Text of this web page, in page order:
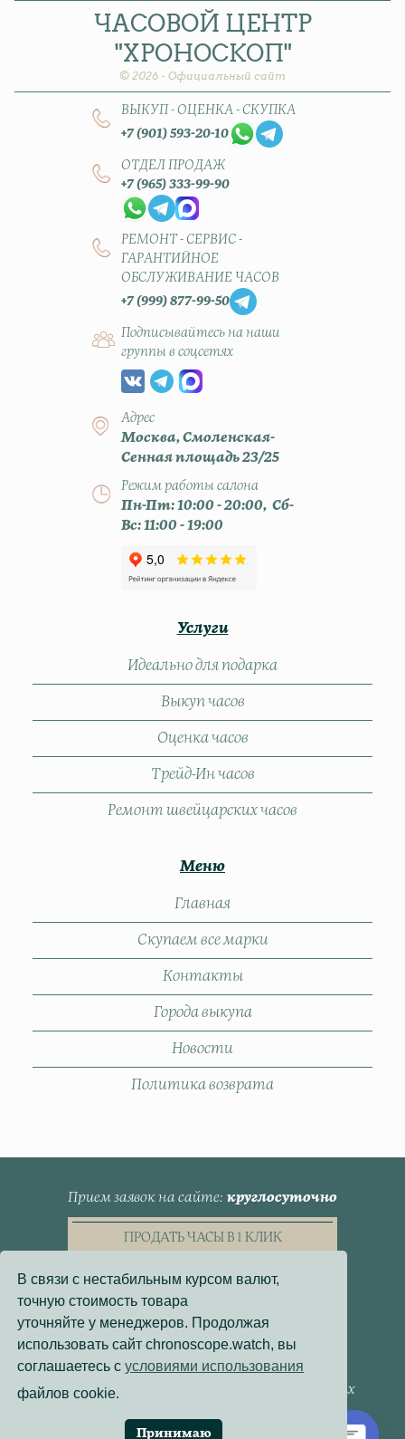
ЧАСОВОЙ ЦЕНТР
"ХРОНОСКОП"
© 2026 - Официальный сайт
ВЫКУП - ОЦЕНКА - СКУПКА
+7 (901) 593-20-10
ОТДЕЛ ПРОДАЖ
+7 (965) 333-99-90
РЕМОНТ - СЕРВИС -
ГАРАНТИЙНОЕ
ОБСЛУЖИВАНИЕ ЧАСОВ
+7 (999) 877-99-50
Подписывайтесь на наши
группы в соцсетях
Адрес
Москва, Смоленская-
Сенная площадь 23/25
Режим работы салона
Пн-Пт: 10:00 - 20:00, Сб-
Вс: 11:00 - 19:00
Услуги
Идеально для подарка
Выкуп часов
Оценка часов
Трейд-Ин часов
Ремонт швейцарских часов
Меню
Главная
Скупаем все марки
Контакты
Города выкупа
Новости
Политика возврата
Прием заявок на сайте круглосуточно
ПРОДАТЬ ЧАСЫ В 1 КЛИК
Пользовательское Соглашение
Политика конфиденциальности
Согласие на обработку персональных данных
Политика использования файлов cookie
В связи с нестабильным курсом валют,
точную стоимость товара
уточняйте у менеджеров. Продолжая
использовать сайт chronoscope.watch, вы
соглашаетесь сусловиями использования
файлов cookie.
Принимаю